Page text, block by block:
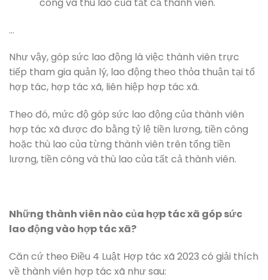
…
Như vậy, góp sức lao động là việc thành viên trực
tiếp tham gia quản lý, lao động theo thỏa thuận tại tổ
hợp tác, hợp tác xã, liên hiệp hợp tác xã.
Theo đó, mức độ góp sức lao động của thành viên
hợp tác xã được đo bằng tỷ lệ tiền lương, tiền công
hoặc thù lao của từng thành viên trên tổng tiền
lương, tiền công và thù lao của tất cả thành viên.
Những thành viên nào của hợp tác xã góp sức
lao động vào hợp tác xã?
Căn cứ theo Điều 4 Luật Hợp tác xã 2023 có giải thích
về thành viên hợp tác xã như sau: